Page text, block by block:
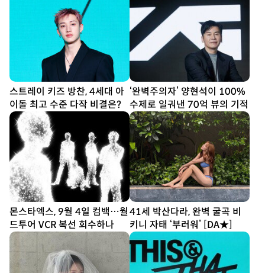
스트레이 키즈 방찬, 4세대 아
이돌 최고 수준 다작 비결은?
‘완벽주의자’ 양현석이 100%
수제로 일궈낸 70억 뷰의 기적
몬스타엑스, 9월 4일 컴백…월
드투어 VCR 복선 회수하나
41세 박산다라, 완벽 굴곡 비
키니 자태 ‘부러워’ [DA★]